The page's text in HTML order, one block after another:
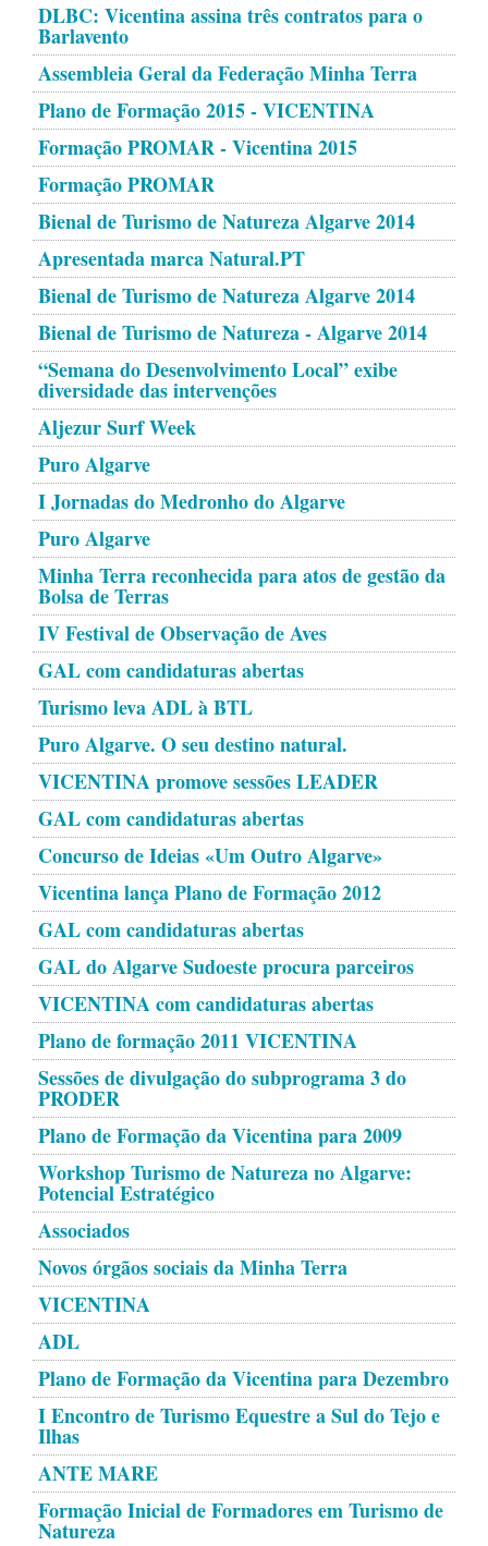
DLBC: Vicentina assina três contratos para o
Barlavento
Assembleia Geral da Federação Minha Terra
Plano de Formação 2015 - VICENTINA
Formação PROMAR - Vicentina 2015
Formação PROMAR
Bienal de Turismo de Natureza Algarve 2014
Apresentada marca Natural.PT
Bienal de Turismo de Natureza Algarve 2014
Bienal de Turismo de Natureza - Algarve 2014
“Semana do Desenvolvimento Local” exibe
diversidade das intervenções
Aljezur Surf Week
Puro Algarve
I Jornadas do Medronho do Algarve
Puro Algarve
Minha Terra reconhecida para atos de gestão da
Bolsa de Terras
IV Festival de Observação de Aves
GAL com candidaturas abertas
Turismo leva ADL à BTL
Puro Algarve. O seu destino natural.
VICENTINA promove sessões LEADER
GAL com candidaturas abertas
Concurso de Ideias «Um Outro Algarve»
Vicentina lança Plano de Formação 2012
GAL com candidaturas abertas
GAL do Algarve Sudoeste procura parceiros
VICENTINA com candidaturas abertas
Plano de formação 2011 VICENTINA
Sessões de divulgação do subprograma 3 do
PRODER
Plano de Formação da Vicentina para 2009
Workshop Turismo de Natureza no Algarve:
Potencial Estratégico
Associados
Novos órgãos sociais da Minha Terra
VICENTINA
ADL
Plano de Formação da Vicentina para Dezembro
I Encontro de Turismo Equestre a Sul do Tejo e
Ilhas
ANTE MARE
Formação Inicial de Formadores em Turismo de
Natureza